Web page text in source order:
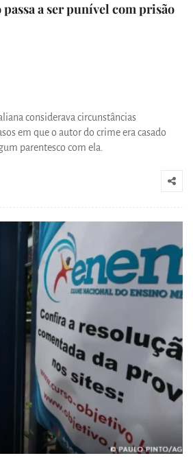
a ser punível com prisão
considerava circunstâncias
em que o autor do crime era casado
parentesco com ela.